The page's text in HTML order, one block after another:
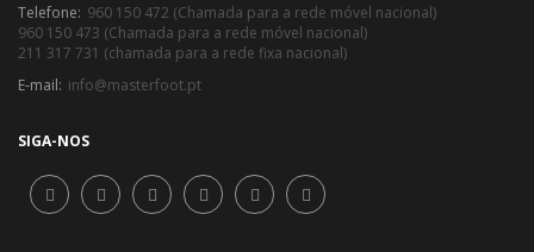
Telefone: 960 150 472 (Chamada para a rede móvel nacional)
960 150 473 (Chamada para a rede móvel nacional)
211 317 731 (chamada para a rede fixa nacional)
E-mail: info@masterfoot.pt
SIGA-NOS